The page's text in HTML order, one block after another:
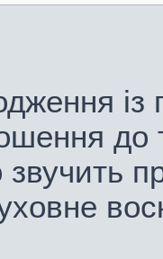
із
до
звучить